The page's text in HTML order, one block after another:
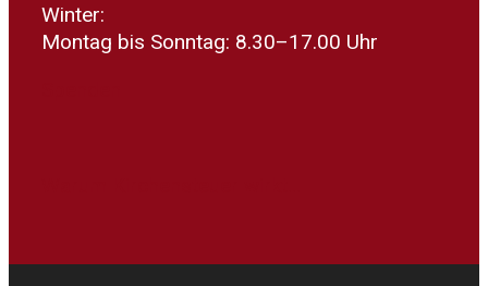
Winter:
Montag bis Sonntag: 8.30–17.00 Uhr